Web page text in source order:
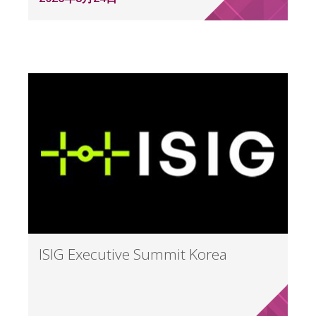
ISIG Executive Summit Korea